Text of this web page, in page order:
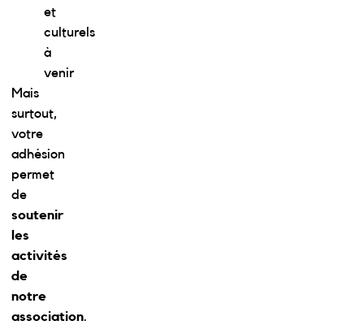
et
culturels
à
venir
Mais
surtout,
votre
adhésion
permet
de
soutenir
les
activités
de
notre
association.